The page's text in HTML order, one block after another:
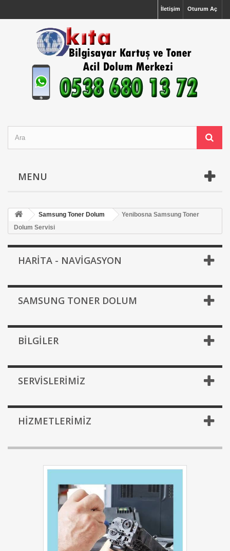
Oturum Aç
İletişim
MENU
Samsung Toner Dolum
Yenibosna Samsung Toner
Dolum Servisi
HARİTA - NAVİGASYON
SAMSUNG TONER DOLUM
BILGILER
SERVISLERIMIZ
HIZMETLERIMIZ